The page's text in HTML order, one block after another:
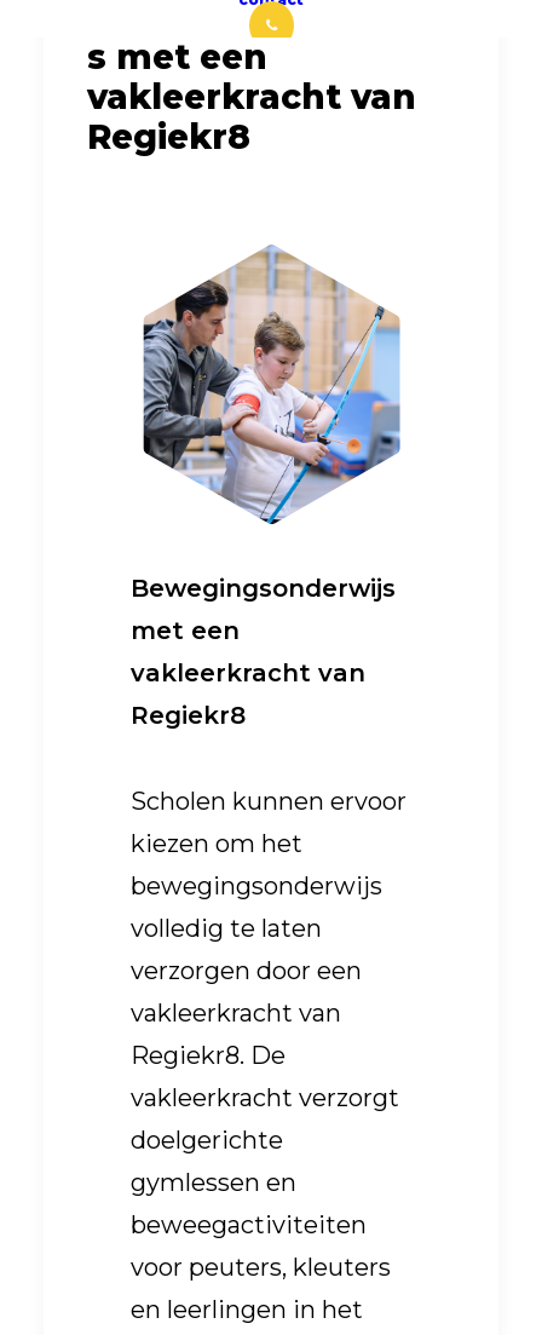
Bewegingsonderwij
s met een
vakleerkracht van
Regiekr8
Bewegingsonderwijs
met een
vakleerkracht van
Regiekr8
Scholen kunnen ervoor
kiezen om het
bewegingsonderwijs
volledig te laten
verzorgen door een
vakleerkracht van
Regiekr8. De
vakleerkracht verzorgt
doelgerichte
gymlessen en
beweegactiviteiten
voor peuters, kleuters
en leerlingen in het